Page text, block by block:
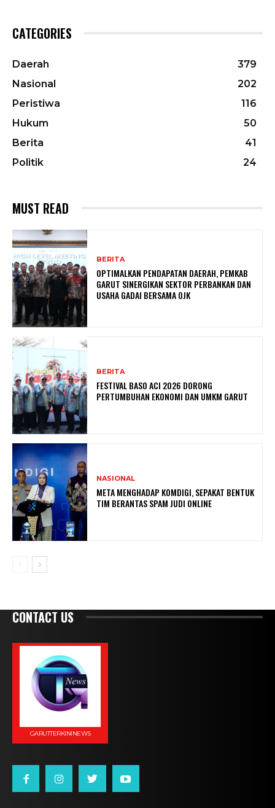
CATEGORIES
Daerah
379
Nasional
202
Peristiwa
116
Hukum
50
Berita
41
Politik
24
MUST READ
BERITA
OPTIMALKAN PENDAPATAN DAERAH, PEMKAB
GARUT SINERGIKAN SEKTOR PERBANKAN DAN
USAHA GADAI BERSAMA OJK
BERITA
FESTIVAL BASO ACI 2026 DORONG
PERTUMBUHAN EKONOMI DAN UMKM GARUT
NASIONAL
META MENGHADAP KOMDIGI, SEPAKAT BENTUK
TIM BERANTAS SPAM JUDI ONLINE
CONTACT US
GARUTTERKININEWS